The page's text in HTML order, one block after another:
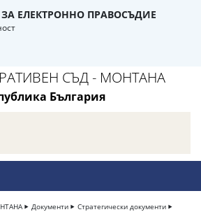
ЕЛЕКТРОННО ПРАВОСЪДИЕ
СЪД - МОНТАНА
България
Документи
Стратегически документи